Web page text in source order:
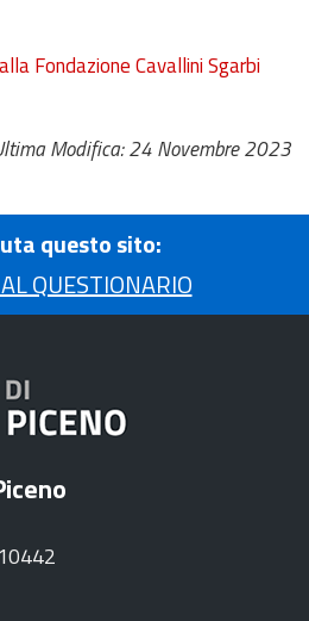
Fondazione Cavallini Sgarbi
Modifica: 24 Novembre 2023
questo sito:
QUESTIONARIO